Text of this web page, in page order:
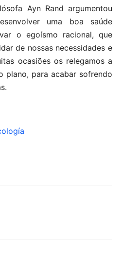
Ayn Rand argumentou
uma boa saúde
o egoísmo racional, que
de nossas necessidades e
ocasiões os relegamos a
plano, para acabar sofrendo